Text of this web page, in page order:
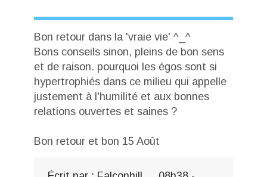
Bon retour dans la 'vraie vie' ^_^
Bons conseils sinon, pleins de bon sens
et de raison. pourquoi les égos sont si
hypertrophiés dans ce milieu qui appelle
justement à l'humilité et aux bonnes
relations ouvertes et saines ?
Bon retour et bon 15 Août